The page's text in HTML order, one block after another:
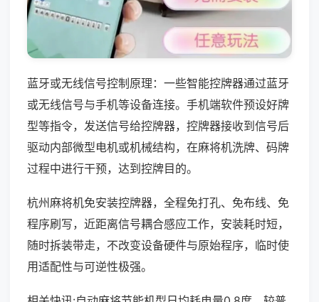
蓝牙或无线信号控制原理：一些智能控牌器通过蓝牙
或无线信号与手机等设备连接。手机端软件预设好牌
型等指令，发送信号给控牌器，控牌器接收到信号后
驱动内部微型电机或机械结构，在麻将机洗牌、码牌
过程中进行干预，达到控牌目的。
杭州麻将机免安装控牌器，全程免打孔、免布线、免
程序刷写，近距离信号耦合感应工作，安装耗时短，
随时拆装带走，不改变设备硬件与原始程序，临时使
用适配性与可逆性极强。